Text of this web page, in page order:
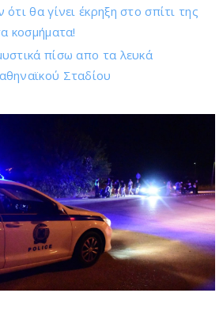
θα γίνει έκρηξη στο σπίτι της
κοσμήματα!
πίσω απο τα λευκά
Σταδίου